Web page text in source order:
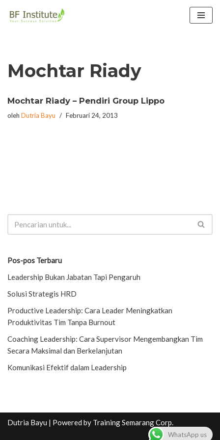
Mochtar Riady
Mochtar Riady – Pendiri Group Lippo
oleh Dutria Bayu Februari 24, 2013
Pos-pos Terbaru
Leadership Bukan Jabatan Tapi Pengaruh
Solusi Strategis HRD
Productive Leadership: Cara Leader Meningkatkan
Produktivitas Tim Tanpa Burnout
Coaching Leadership: Cara Supervisor Mengembangkan Tim
Secara Maksimal dan Berkelanjutan
Komunikasi Efektif dalam Leadership
Dutria Bayu | Powered by Training Semarang Corp.
WhatsApp us